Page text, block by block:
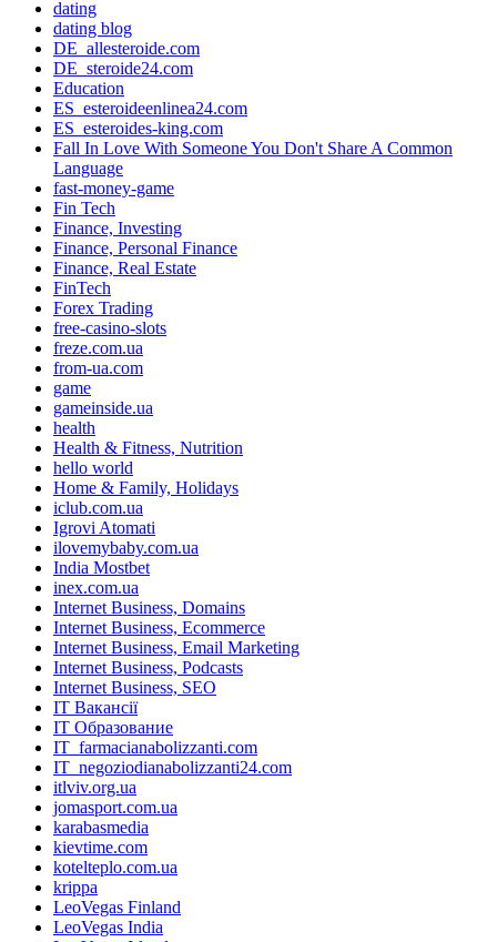
dating
dating blog
DE_allesteroide.com
DE_steroide24.com
Education
ES_esteroideenlinea24.com
ES_esteroides-king.com
Fall In Love With Someone You Don't Share A Common
Language
fast-money-game
Fin Tech
Finance, Investing
Finance, Personal Finance
Finance, Real Estate
FinTech
Forex Trading
free-casino-slots
freze.com.ua
from-ua.com
game
gameinside.ua
health
Health & Fitness, Nutrition
hello world
Home & Family, Holidays
iclub.com.ua
Igrovi Atomati
ilovemybaby.com.ua
India Mostbet
inex.com.ua
Internet Business, Domains
Internet Business, Ecommerce
Internet Business, Email Marketing
Internet Business, Podcasts
Internet Business, SEO
IT Вакансії
IT Образование
IT_farmacianabolizzanti.com
IT_negoziodianabolizzanti24.com
itlviv.org.ua
jomasport.com.ua
karabasmedia
kievtime.com
kotelteplo.com.ua
krippa
LeoVegas Finland
LeoVegas India